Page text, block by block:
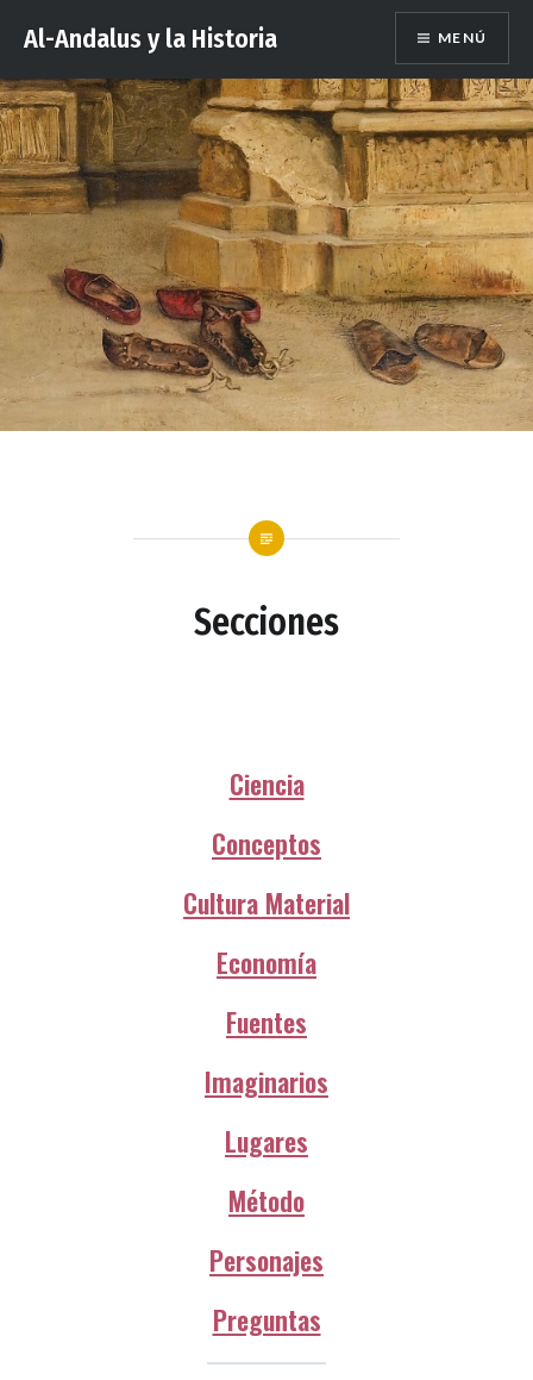
contenido
Al-Andalus y la Historia MENÚ
Secciones
Ciencia
Conceptos
Cultura Material
Economía
Fuentes
Imaginarios
Lugares
Método
Personajes
Preguntas